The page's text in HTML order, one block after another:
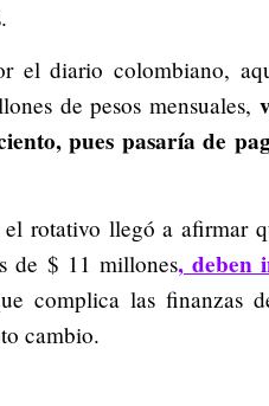
el diario colombiano,
de pesos mensuales,
pues pasaría de
rotativo llegó a afirmar
de $ 11 millones, deben
complica las finanzas
cambio.